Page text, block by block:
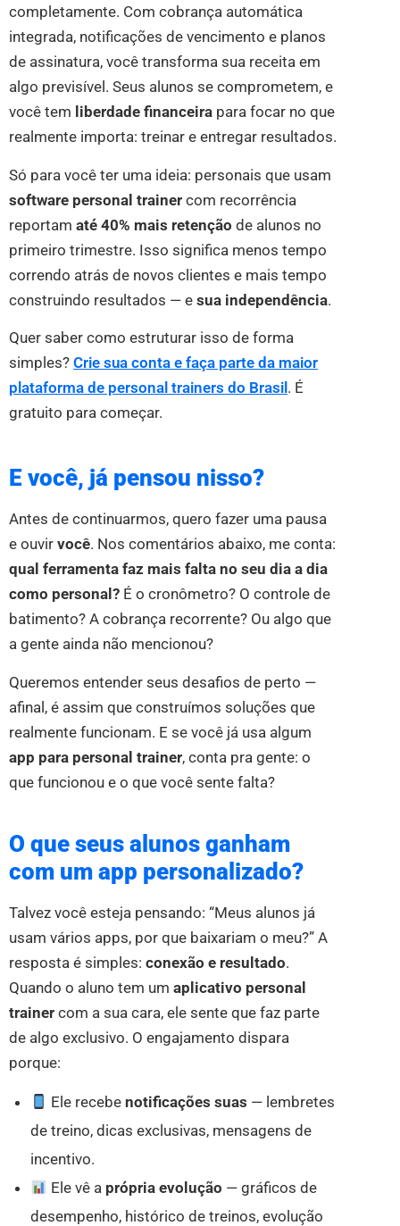
completamente. Com cobrança automática
integrada, notificações de vencimento e planos
de assinatura, você transforma sua receita em
algo previsível. Seus alunos se comprometem, e
você tem liberdade financeira para focar no que
realmente importa: treinar e entregar resultados.
Só para você ter uma ideia: personais que usam
software personal trainer com recorrência
reportam até 40% mais retenção de alunos no
primeiro trimestre. Isso significa menos tempo
correndo atrás de novos clientes e mais tempo
construindo resultados — e sua independência.
Quer saber como estruturar isso de forma
simples? Crie sua conta e faça parte da maior
plataforma de personal trainers do Brasil . É
gratuito para começar.
E você, já pensou nisso?
Antes de continuarmos, quero fazer uma pausa
e ouvir você. Nos comentários abaixo, me conta:
qual ferramenta faz mais falta no seu dia a dia
como personal? É o cronômetro? O controle de
batimento? A cobrança recorrente? Ou algo que
a gente ainda não mencionou?
Queremos entender seus desafios de perto —
afinal, é assim que construímos soluções que
realmente funcionam. E se você já usa algum
app para personal trainer, conta pra gente: o
que funcionou e o que você sente falta?
O que seus alunos ganham
com um app personalizado?
Talvez você esteja pensando: “Meus alunos já
usam vários apps, por que baixariam o meu?” A
resposta é simples: conexão e resultado.
Quando o aluno tem um aplicativo personal
trainer com a sua cara, ele sente que faz parte
de algo exclusivo. O engajamento dispara
porque:
Ele recebenotificações suas — lembretes
de treino, dicas exclusivas, mensagens de
incentivo.
Ele vê a própria evolução — gráficos de
desempenho, histórico de treinos, evolução